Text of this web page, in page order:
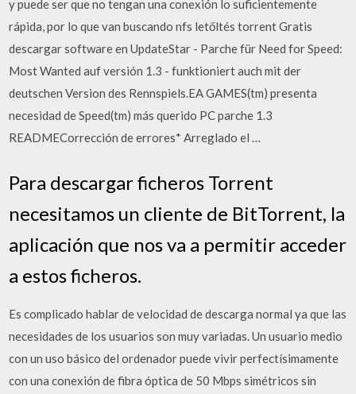
y puede ser que no tengan una conexión lo suficientemente
rápida, por lo que van buscando nfs letőltés torrent Gratis
descargar software en UpdateStar - Parche für Need for Speed:
Most Wanted auf versión 1.3 - funktioniert auch mit der
deutschen Version des Rennspiels.EA GAMES(tm) presenta
necesidad de Speed(tm) más querido PC parche 1.3
READMECorrección de errores* Arreglado el …
Para descargar ficheros Torrent
necesitamos un cliente de BitTorrent, la
aplicación que nos va a permitir acceder
a estos ficheros.
Es complicado hablar de velocidad de descarga normal ya que las
necesidades de los usuarios son muy variadas. Un usuario medio
con un uso básico del ordenador puede vivir perfectísimamente
con una conexión de fibra óptica de 50 Mbps simétricos sin